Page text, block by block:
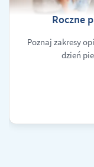
Roczne
Poznaj zakresy
dzień